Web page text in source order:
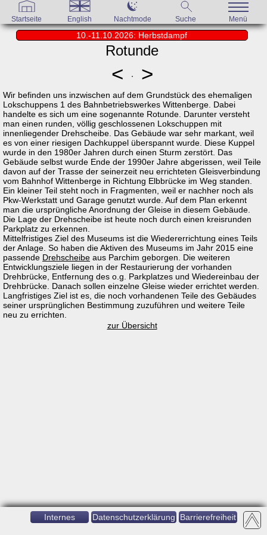
Startseite English Nachtmode Suche Menü
10.-11.10.2026: Herbstdampf
Rotunde
< >
Wir befinden uns inzwischen auf dem Grundstück des ehemaligen
Lokschuppens 1 des Bahnbetriebswerkes Wittenberge. Dabei
handelte es sich um eine sogenannte Rotunde. Darunter versteht
man einen runden, völlig geschlossenen Lokschuppen mit
innenliegender Drehscheibe. Das Gebäude war sehr markant, weil
es von einer riesigen Dachkuppel überspannt wurde. Diese Kuppel
wurde in den 1980er Jahren durch einen Sturm zerstört. Das
Gebäude selbst wurde Ende der 1990er Jahre abgerissen, weil Teile
davon auf der Trasse der seinerzeit neu errichteten Gleisverbindung
vom Bahnhof Wittenberge in Richtung Elbbrücke im Weg standen.
Ein kleiner Teil steht noch in Fragmenten, weil er nachher noch als
Pkw-Werkstatt und Garage genutzt wurde. Auf dem Plan erkennt
man die ursprüngliche Anordnung der Gleise in diesem Gebäude.
Die Lage der Drehscheibe ist heute noch durch einen kreisrunden
Parkplatz zu erkennen.
Mittelfristiges Ziel des Museums ist die Wiedererrichtung eines Teils
der Anlage. So haben die Aktiven des Museums im Jahr 2015 eine
passende Drehscheibe aus Parchim geborgen. Die weiteren
Entwicklungsziele liegen in der Restaurierung der vorhanden
Drehbrücke, Entfernung des o.g. Parkplatzes und Wiedereinbau der
Drehbrücke. Danach sollen einzelne Gleise wieder errichtet werden.
Langfristiges Ziel ist es, die noch vorhandenen Teile des Gebäudes
seiner ursprünglichen Bestimmung zuzuführen und weitere Teile
neu zu errichten.
zur Übersicht
Internes Datenschutzerklärung Barrierefreiheit